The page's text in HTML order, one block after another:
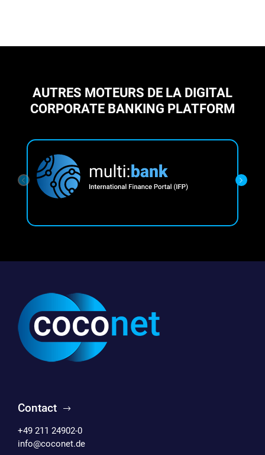
AUTRES MOTEURS DE LA DIGITAL
CORPORATE BANKING PLATFORM
Contact
+49 211 24902-0
info@coconet.de